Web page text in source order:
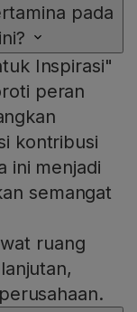
pada
Inspirasi"
peran
kontribusi
ini menjadi
semangat
ruang